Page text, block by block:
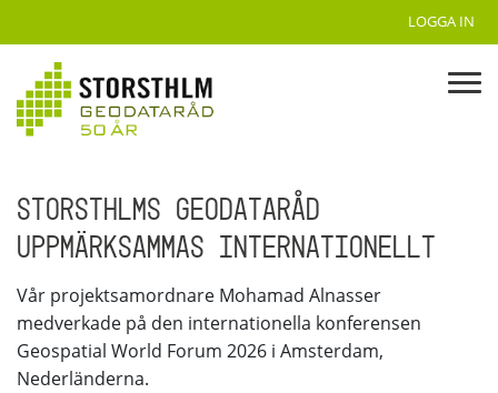
LOGGA IN
STORSTHLMS GEODATARÅD
UPPMÄRKSAMMAS INTERNATIONELLT
Vår projektsamordnare Mohamad Alnasser
medverkade på den internationella konferensen
Geospatial World Forum 2026 i Amsterdam,
Nederländerna.